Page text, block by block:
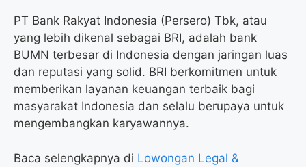
PT Bank Rakyat Indonesia (Persero) Tbk, atau
yang lebih dikenal sebagai BRI, adalah bank
BUMN terbesar di Indonesia dengan jaringan luas
dan reputasi yang solid. BRI berkomitmen untuk
memberikan layanan keuangan terbaik bagi
masyarakat Indonesia dan selalu berupaya untuk
mengembangkan karyawannya.
Baca selengkapnya di Lowongan Legal &